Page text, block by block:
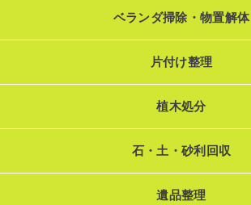
ベランダ掃除・物置解体
片付け整理
植木処分
石・土・砂利回収
遺品整理